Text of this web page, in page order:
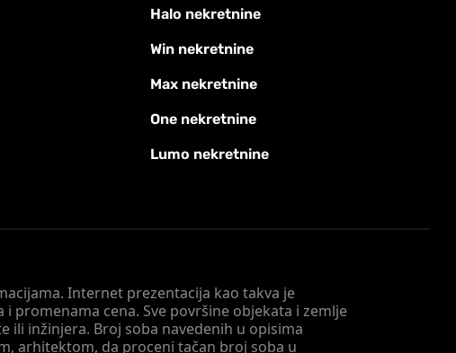
Internet prezentacija kao takva je
promenama cena. Sve površine objekata i zemlje
ili inžinjera. Broj soba navedenih u opisima
arhitektom, da proceni tačan broj soba u
Halo nekretnine
Win nekretnine
Max nekretnine
One nekretnine
Lumo nekretnine